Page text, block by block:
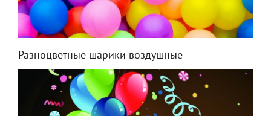
Разноцветные шарики воздушные